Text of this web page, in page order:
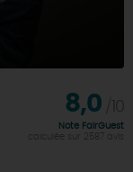
8,0
Note FairGuest
calculée sur 2587 avis